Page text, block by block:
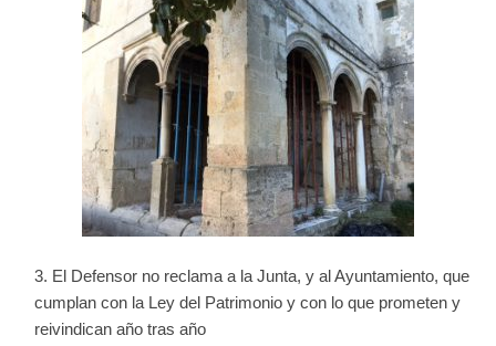
El Defensor no reclama a la Junta, y al Ayuntamiento, que
cumplan con la Ley del Patrimonio y con lo que prometen y
reivindican año tras año